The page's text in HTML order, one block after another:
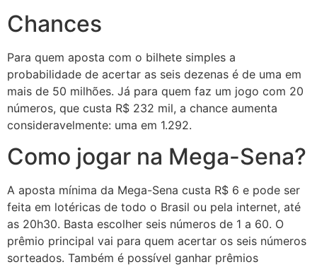
Chances
Para quem aposta com o bilhete simples a
probabilidade de acertar as seis dezenas é de uma em
mais de 50 milhões. Já para quem faz um jogo com 20
números, que custa R$ 232 mil, a chance aumenta
consideravelmente: uma em 1.292.
Como jogar na Mega-Sena?
A aposta mínima da Mega-Sena custa R$ 6 e pode ser
feita em lotéricas de todo o Brasil ou pela internet, até
as 20h30. Basta escolher seis números de 1 a 60. O
prêmio principal vai para quem acertar os seis números
sorteados. Também é possível ganhar prêmios